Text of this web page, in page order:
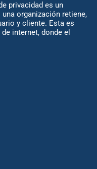
privacidad es un
organización retiene,
y cliente. Esta es
internet, donde el